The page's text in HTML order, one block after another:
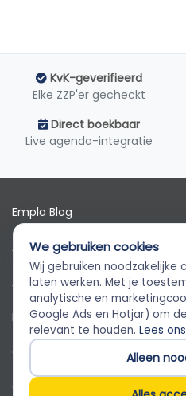
KvK-geverifieerd
Elke ZZP'er gecheckt
Direct boekbaar
Live agenda-integratie
Empla Blog
Algemene voorwaarden
AVG
Privacybeleid
Cookiebeleid
Cookievoorkeuren
Empla Assistent
Altijd beschikbaar, stel een
We gebruiken cookies
Wij gebruiken noodzakelijke
laten werken. Met je
analytische en
Google Ads en Hotjar) om
relevant te houden. Lees
Alleen